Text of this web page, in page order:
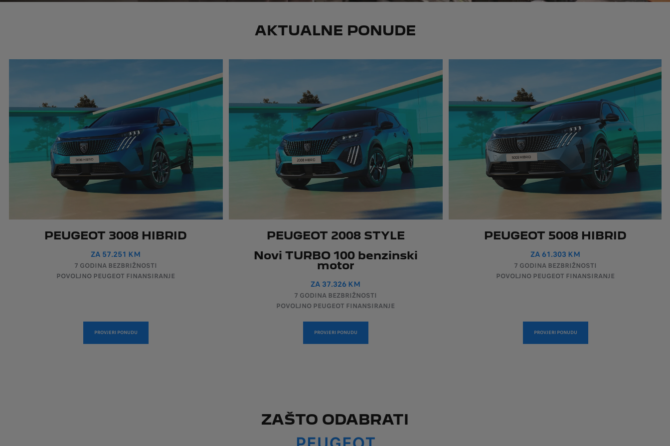
AKTUALNE PONUDE
PEUGEOT 3008 HIBRID
ZA 57.251 KM
7 GODINA BEZBRIŽNOSTI
POVOLJNO PEUGEOT FINANSIRANJE
PROVJERI PONUDU
PEUGEOT 2008 STYLE
Novi TURBO 100 benzinski
motor
ZA 37.326 KM
7 GODINA BEZBRIŽNOSTI
POVOLJNO PEUGEOT FINANSIRANJE
PROVJERI PONUDU
PEUGEOT 5008 HIBRID
ZA 61.303 KM
7 GODINA BEZBRIŽNOSTI
POVOLJNO PEUGEOT FINANSIRANJE
PROVJERI PONUDU
ZAŠTO ODABRATI